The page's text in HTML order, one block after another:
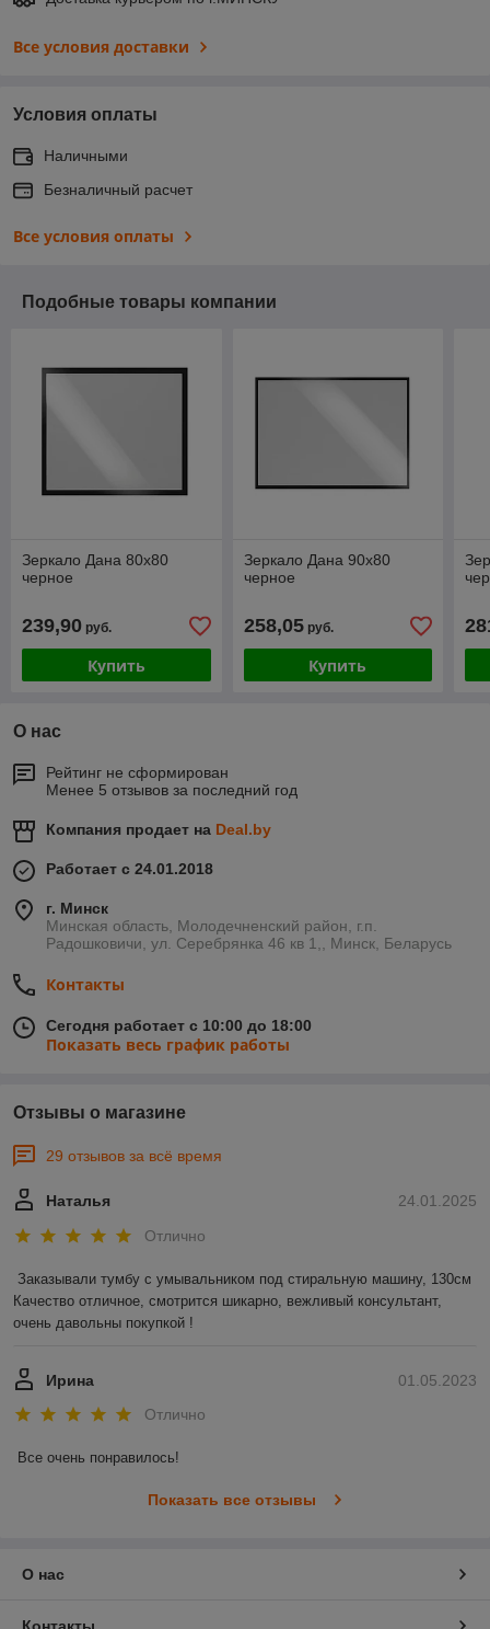
Все условия доставки
Условия оплаты
Наличными
Безналичный расчет
Все условия оплаты
Подобные товары компании
Зеркало Дана 80х80
черное
239,90 руб.
Купить
Зеркало Дана 90х80
черное
258,05руб.
Купить
О нас
Рейтинг не сформирован
Менее 5 отзывов за последний год
Компания продает на Deal.by
Работает с 24.01.2018
г. Минск
Минская область, Молодечненский район, г.п.
Радошковичи, ул. Серебрянка 46 кв 1,, Минск, Беларусь
Контакты
Сегодня работает с 10:00 до 18:00
Показать весь график работы
Отзывы о магазине
29 отзывов за всё время
24.01.2025
Наталья
Отлично
Заказывали тумбу с умывальником под стиральную машину, 130см
Качество отличное, смотрится шикарно, вежливый консультант,
очень давольны покупкой !
01.05.2023
Ирина
Отлично
Все очень понравилось!
Показать все отзывы
О нас